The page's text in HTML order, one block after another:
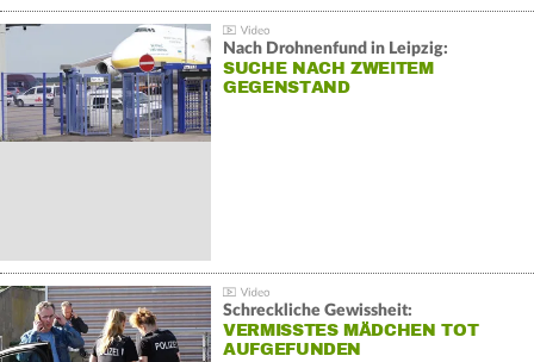
Nach Drohnenfund in Leipzig:
SUCHE NACH ZWEITEM
GEGENSTAND
Schreckliche Gewissheit:
VERMISSTES MÄDCHEN TOT
AUFGEFUNDEN